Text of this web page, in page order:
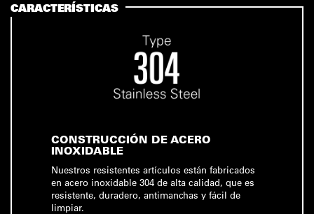
CARACTERÍSTICAS
CONSTRUCCIÓN DE ACERO
INOXIDABLE
Nuestros resistentes artículos están fabricados
en acero inoxidable 304 de alta calidad, que es
resistente, duradero, antimanchas y fácil de
limpiar.